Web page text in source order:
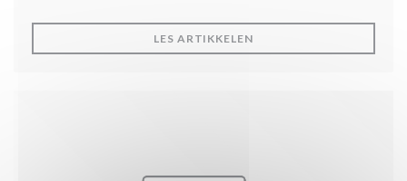
LES ARTIKKELEN((ÅPNER I ET NYTT